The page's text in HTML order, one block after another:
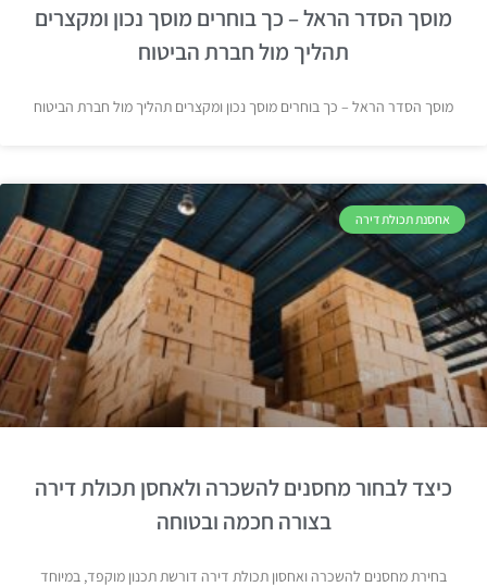
מוסך הסדר הראל – כך בוחרים מוסך נכון ומקצרים
תהליך מול חברת הביטוח
מוסך הסדר הראל – כך בוחרים מוסך נכון ומקצרים תהליך מול חברת הביטוח
אחסנת תכולת דירה
כיצד לבחור מחסנים להשכרה ולאחסן תכולת דירה
בצורה חכמה ובטוחה
בחירת מחסנים להשכרה ואחסון תכולת דירה דורשת תכנון מוקפד, במיוחד